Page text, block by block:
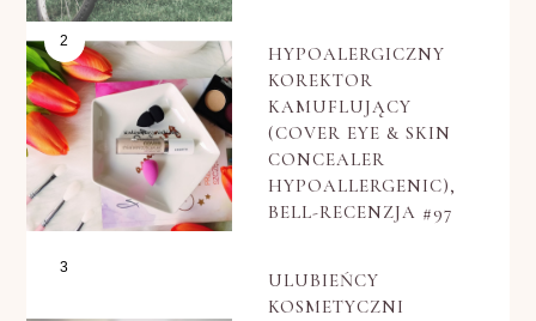
HYPOALERGICZNY
KOREKTOR
KAMUFLUJĄCY
(COVER EYE & SKIN
CONCEALER
HYPOALLERGENIC),
BELL-RECENZJA #97
ULUBIEŃCY
KOSMETYCZNI